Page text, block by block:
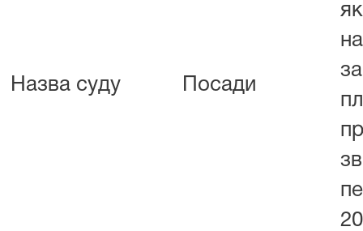
Назва суду Посади